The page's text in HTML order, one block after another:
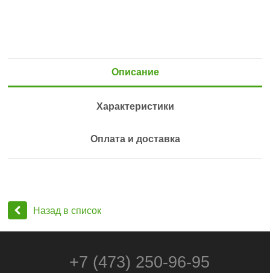
Описание
Характеристики
Оплата и доставка
Назад в список
+7 (473) 250-96-95